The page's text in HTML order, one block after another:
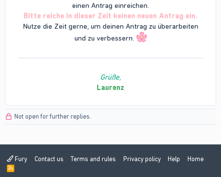
einen Antrag einreichen.
Bitte reiche in dieser Zeit keinen neuen Antrag ein.
Nutze die Zeit gerne, um deinen Antrag zu überarbeiten
und zu verbessern.
Grüße,
Laurenz
Not open for further replies.
Fury Contact us Terms and rules Privacy policy Help Home
R